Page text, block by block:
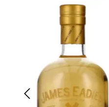
Praleisti nuotraukų galeriją